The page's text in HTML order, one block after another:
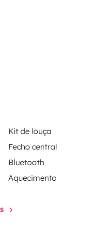
Kit de louça
Fecho central
Bluetooth
Aquecimento